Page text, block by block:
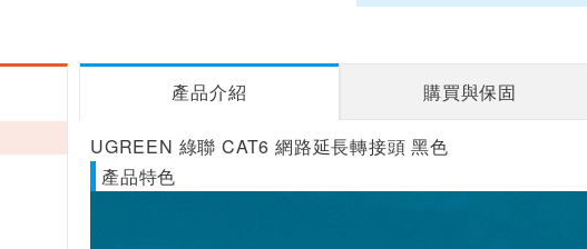
產品介紹 購買與保固
UGREEN 綠聯 CAT6 網路延長轉接頭 黑色
產品特色